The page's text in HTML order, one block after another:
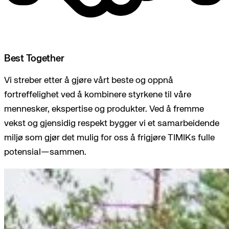
Best Together
Vi streber etter å gjøre vårt beste og oppnå
fortreffelighet ved å kombinere styrkene til våre
mennesker, ekspertise og produkter. Ved å fremme
vekst og gjensidig respekt bygger vi et samarbeidende
miljø som gjør det mulig for oss å frigjøre TIMIKs fulle
potensial—sammen.